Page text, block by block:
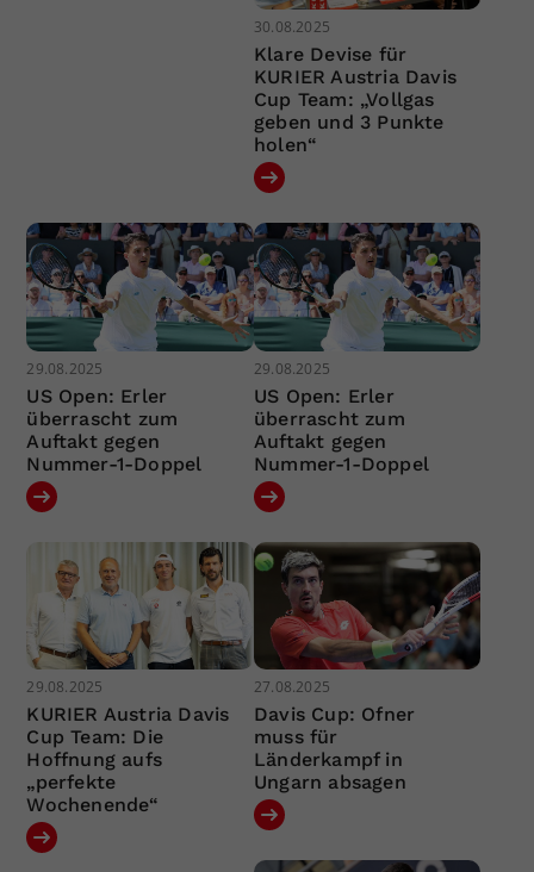
30.08.2025
Klare Devise für
KURIER Austria Davis
Cup Team: „Vollgas
geben und 3 Punkte
holen“
29.08.2025
US Open: Erler
überrascht zum
Auftakt gegen
Nummer-1-Doppel
29.08.2025
US Open: Erler
überrascht zum
Auftakt gegen
Nummer-1-Doppel
29.08.2025
KURIER Austria Davis
Cup Team: Die
Hoffnung aufs
„perfekte
Wochenende“
27.08.2025
Davis Cup: Ofner
muss für
Länderkampf in
Ungarn absagen